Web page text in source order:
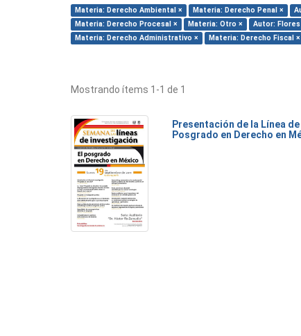
Materia: Derecho Ambiental × Materia: Derecho Penal ×
Materia: Derecho Procesal ×
Materia: Otro × Autor: Flores
Materia: Derecho Administrativo ×
Materia: Derecho Fiscal ×
Mostrando ítems 1-1 de 1
Presentación de la Línea
Posgrado en Derecho en